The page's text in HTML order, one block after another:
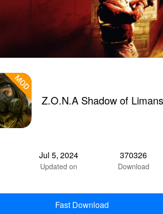
Z.O.N.A Shadow of
Jul 5, 2024
Updated on
370326
Download
Fast Download